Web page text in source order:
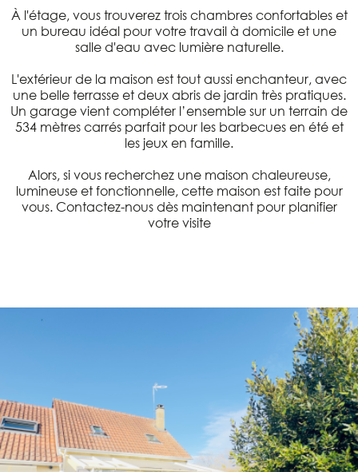
À l'étage, vous trouverez trois chambres confortables et
un bureau idéal pour votre travail à domicile et une
salle d'eau avec lumière naturelle.
L'extérieur de la maison est tout aussi enchanteur, avec
une belle terrasse et deux abris de jardin très pratiques.
Un garage vient compléter l’ensemble sur un terrain de
534 mètres carrés parfait pour les barbecues en été et
les jeux en famille.
Alors, si vous recherchez une maison chaleureuse,
lumineuse et fonctionnelle, cette maison est faite pour
vous. Contactez-nous dès maintenant pour planifier
votre visite